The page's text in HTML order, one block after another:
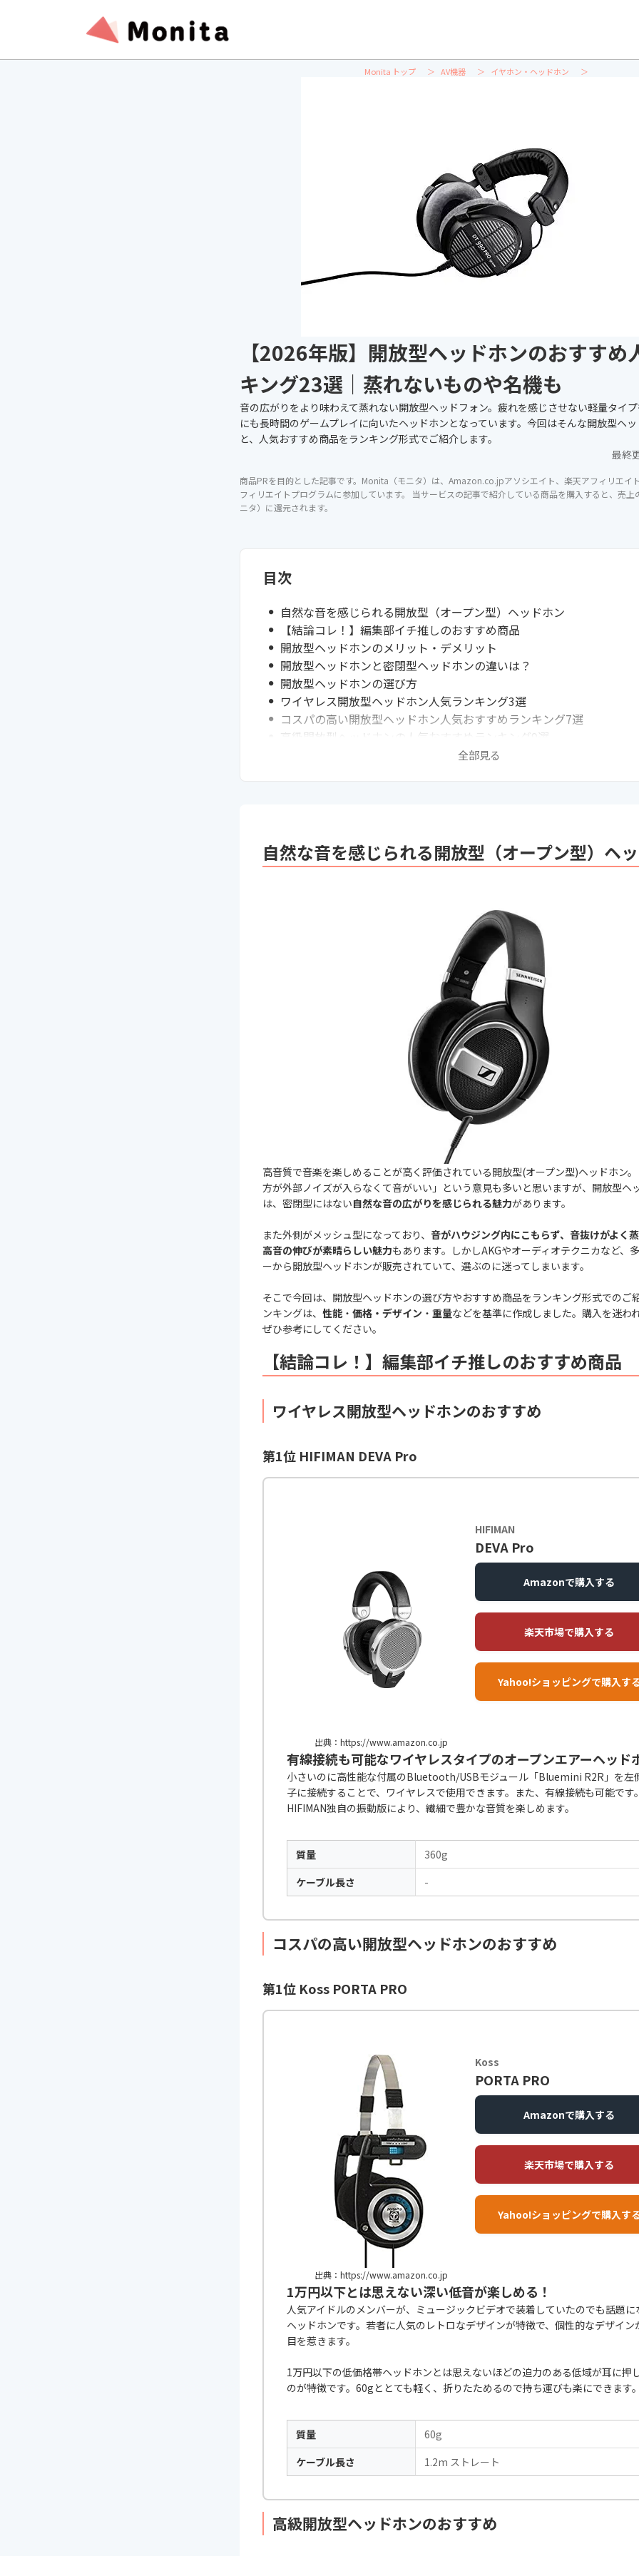
Monita トップ AV機器
イヤホン・ヘッドホン
【2026年版】開放型ヘッドホンのおすすめ
キング23選｜蒸れないものや名機も
音の広がりをより味わえて蒸れない開放型ヘッドフォン。疲れを感じさせない軽量タイ
にも長時間のゲームプレイに向いたヘッドホンとなっています。今回はそんな開放型ヘ
と、人気おすすめ商品をランキング形式でご紹介します。
最終
商品PRを目的とした記事です。Monita（モニタ）は、Amazon.co.jpアソシエイト、楽天アフィリエイ
フィリエイトプログラムに参加しています。 当サービスの記事で紹介している商品を購入すると、売
ニタ）に還元されます。
目次
自然な音を感じられる開放型（オープン型）ヘッドホン
【結論コレ！】編集部イチ推しのおすすめ商品
開放型ヘッドホンのメリット・デメリット
開放型ヘッドホンと密閉型ヘッドホンの違いは？
開放型ヘッドホンの選び方
ワイヤレス開放型ヘッドホン人気ランキング3選
コスパの高い開放型ヘッドホン人気おすすめランキング7選
高級開放型ヘッドホンの人気おすすめランキング9選
軽量開放型ヘッドホンの人気おすすめランキング2選
開放型ヘッドホンの音漏れはどれくらいか
まとめ
全部見る
自然な音を感じられる開放型（オープン型）ヘ
高音質で音楽を楽しめることが高く評価されている開放型(オープン型)ヘッドホン
方が外部ノイズが入らなくて音がいい」という意見も多いと思いますが、開放型ヘ
は、密閉型にはない自然な音の広がりを感じられる魅力があります。
また外側がメッシュ型になっており、 音がハウジング内にこもらず、音抜けがよく
高音の伸びが素晴らしい魅力もあります。しかしAKGやオーディオテクニカなど、
ーから開放型ヘッドホンが販売されていて、選ぶのに迷ってしまいます。
そこで今回は、開放型ヘッドホンの選び方やおすすめ商品をランキング形式でのご
ンキングは、 性能・ 価格・ デザイン ・ 重量などを基準に作成しました。購入を迷わ
ぜひ参考にしてください。
【結論コレ！】編集部イチ推しのおすすめ商品
ワイヤレス開放型ヘッドホンのおすすめ
第1位 HIFIMAN DEVA Pro
出典：https://www.amazon.co.jp
HIFIMAN
DEVA Pro
Amazonで購入する
楽天市場で購入する
Yahoo!ショッピングで購入す
有線接続も可能なワイヤレスタイプのオープンエアーヘッド
小さいのに高性能な付属のBluetooth/USBモジュール「Bluemini R2R」を左
子に接続することで、ワイヤレスで使用できます。また、有線接続も可能です
HIFIMAN独自の振動版により、繊細で豊かな音質を楽しめます。
質量
360g
ケーブル長さ
-
コスパの高い開放型ヘッドホンのおすすめ
第1位 Koss PORTA PRO
出典：https://www.amazon.co.jp
Koss
PORTA PRO
Amazonで購入する
楽天市場で購入する
Yahoo!ショッピングで購入す
1万円以下とは思えない深い低音が楽しめる！
人気アイドルのメンバーが、ミュージックビデオで装着していたのでも話題に
ヘッドホンです。若者に人気のレトロなデザインが特徴で、個性的なデザイン
目を惹きます。
1万円以下の低価格帯ヘッドホンとは思えないほどの迫力のある低域が耳に押
のが特徴です。60gととても軽く、折りたためるので持ち運びも楽にできます
質量
60g
ケーブル長さ
1.2m ストレート
高級開放型ヘッドホンのおすすめ